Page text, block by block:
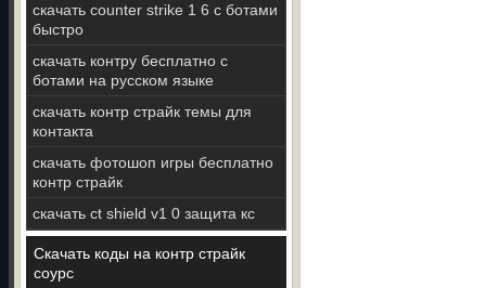
скачать counter strike 1 6 с ботами
быстро
скачать контру бесплатно с
ботами на русском языке
скачать контр страйк темы для
контакта
скачать фотошоп игры бесплатно
контр страйк
скачать ct shield v1 0 защита кс
Скачать коды на контр страйк
соурс